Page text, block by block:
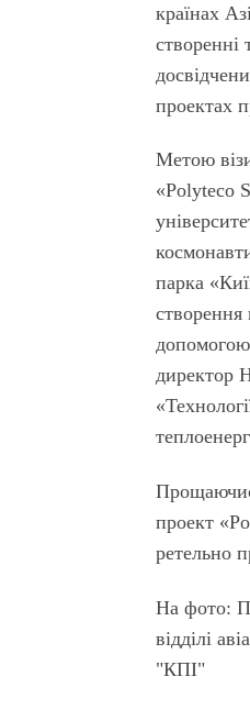
країнах
створенні
проектах
Метою
«Polyteco
парка
створення
директор
проект
ретельно
На фото:
відділі
"КПІ"